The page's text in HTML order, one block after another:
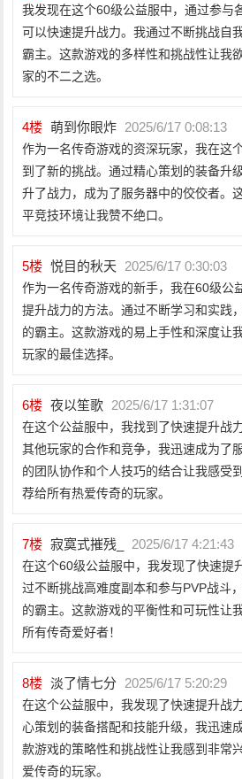
我发现在这个60级公益服中，通过参与
可以快速提升战力。我通过不断挑战自
霸主。这款游戏的多样性和挑战性让我
家的不二之选。
4楼 萌到你眼炸 2025/6/17 0:08:13
作为一名传奇游戏的资深玩家，我在这
到了新的挑战。通过精心策划的装备升
升了战力，成为了服务器中的佼佼者。
平竞技环境让我赞不绝口。
5楼 悦目的秋天 2025/6/17 0:30:03
作为一名传奇游戏的新手，我在60级公
提升战力的方法。通过不断学习和实践
的霸主。这款游戏的易上手性和深度让
玩家的最佳选择。
6楼 夜以笙歌 2025/6/17 1:31:07
在这个公益服中，我找到了快速提升战
其他玩家的合作和竞争，我迅速成为了
的团队协作和个人技巧的结合让我感受
荐给所有热爱传奇的玩家。
7楼 寂寞式摧残_ 2025/6/17 4:21:43
在这个60级公益服中，我发现了快速提
过不断挑战高难度副本和参与PVP战斗
的霸主。这款游戏的平衡性和可玩性让
所有传奇爱好者！
8楼 淡了情七分 2025/6/17 5:20:29
在这个公益服中，我发现了快速提升战
心策划的装备搭配和技能升级，我迅速
款游戏的策略性和挑战性让我感到非常
爱传奇的玩家。